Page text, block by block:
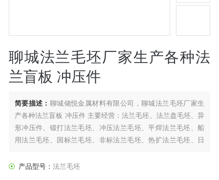
聊城法兰毛坯厂家生产各种法
兰盲板 冲压件
简要描述： 聊城储悦金属材料有限公司，聊城法兰毛坯厂家生
产各种法兰盲板 冲压件 主要经营：法兰毛坯、法兰盘毛坯、异
形冲压件、锻打法兰毛坯、冲压法兰毛坯、平焊法兰毛坯、船
用法兰毛坯、国标兰毛坯、非标法兰毛坯、热扩法兰毛坯、日
产品型号： 法兰毛坯